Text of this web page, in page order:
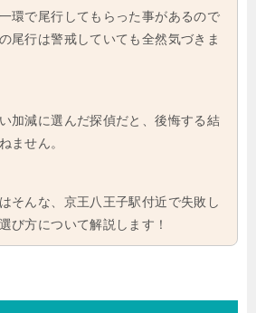
環で尾行してもらった事があるので
尾行は警戒していても全然気づきま
加減に選んだ探偵だと、後悔する結
ません。
そんな、京王八王子駅付近で失敗し
び方について解説します！